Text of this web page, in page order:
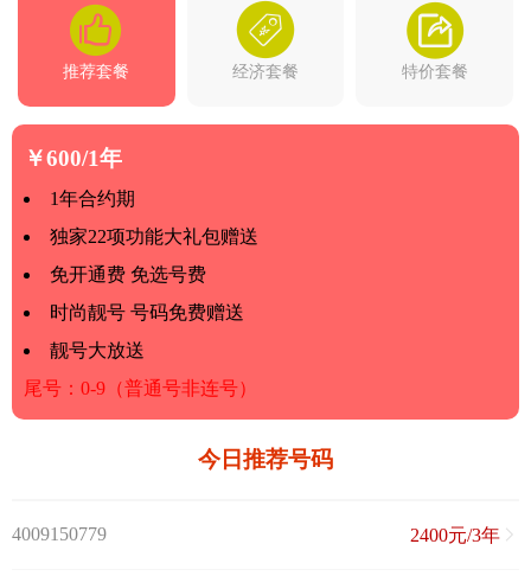
推荐套餐 经济套餐 特价套餐
￥600/1年
1年合约期
独家22项功能大礼包赠送
免开通费 免选号费
时尚靓号 号码免费赠送
靓号大放送
尾号：0-9（普通号非连号）
今日推荐号码
4009150779 2400元/3年